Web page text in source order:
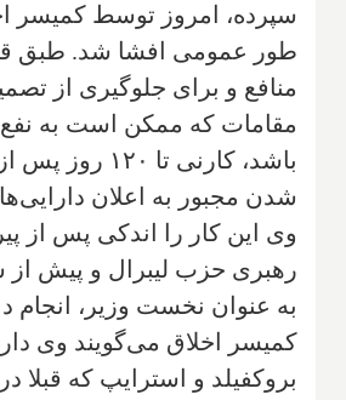
سپرده، امروز توسط کمیسر
طور عمومی افشا شد. طبق
منافع و برای جلوگیری از
مقامات که ممکن است به
باشد، کارنی تا
شدن مجبور به اعلان
وی این کار را اندکی پس از
رهبری حزب لیبرال و پیش از
به عنوان نخست وزیر، انجام
کمیسر اخلاق می‌گویند وی
بروکفیلد و استرایپ که قبلا